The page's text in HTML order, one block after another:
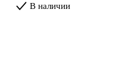
a Fool", "Death in the Woods"
В наличии